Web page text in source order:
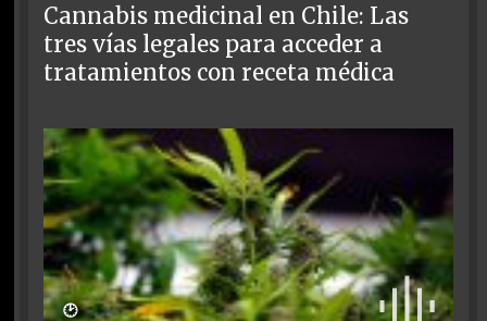
Cannabis medicinal en Chile: Las
tres vías legales para acceder a
tratamientos con receta médica
🕑